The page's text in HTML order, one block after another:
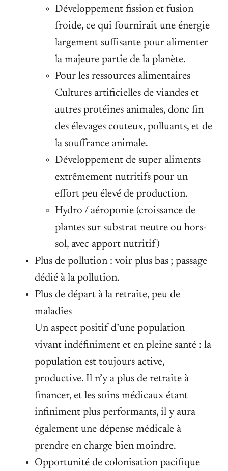
Développement fission et fusion
froide, ce qui fournirait une énergie
largement suffisante pour alimenter
la majeure partie de la planète.
Pour les ressources alimentaires
Cultures artificielles de viandes et
autres protéines animales, donc fin
des élevages couteux, polluants, et de
la souffrance animale.
Développement de super aliments
extrêmement nutritifs pour un
effort peu élevé de production.
Hydro / aéroponie (croissance de
plantes sur substrat neutre ou hors-
sol, avec apport nutritif)
Plus de pollution : voir plus bas ; passage
dédié à la pollution.
Plus de départ à la retraite, peu de
maladies
Un aspect positif d’une population
vivant indéfiniment et en pleine santé : la
population est toujours active,
productive. Il n’y a plus de retraite à
financer, et les soins médicaux étant
infiniment plus performants, il y aura
également une dépense médicale à
prendre en charge bien moindre.
Opportunité de colonisation pacifique